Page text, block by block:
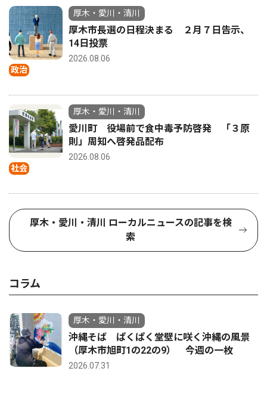
政治
厚木・愛川・清川
厚木市長選の日程決まる ２月７日告示、
14日投票
2026.08.06
社会
厚木・愛川・清川
愛川町 役場前で食中毒予防啓発 「３原
則」周知へ啓発品配布
2026.08.06
厚木・愛川・清川 ローカルニュースの記事を検
索
コラム
厚木・愛川・清川
沖縄そば ぱくぱく堂壁に咲く沖縄の風景
（厚木市旭町1の22の9） 今週の一枚
2026.07.31